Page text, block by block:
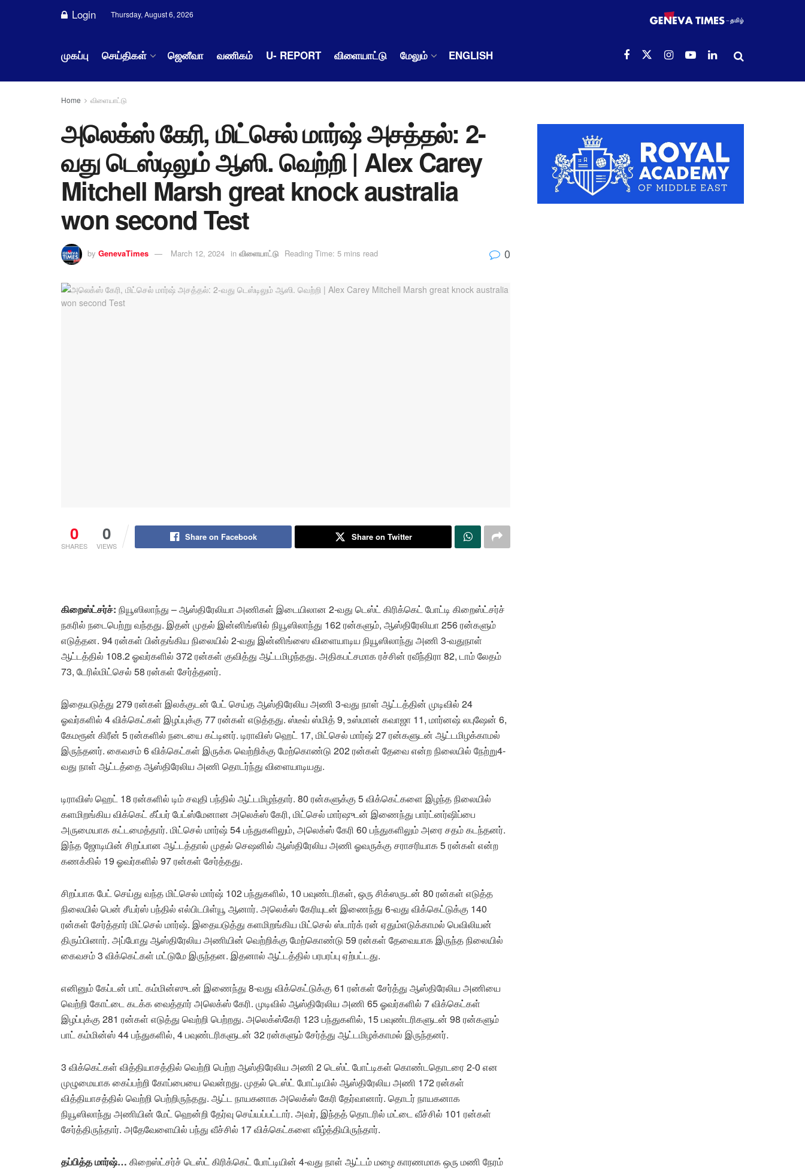
Login Thursday, August 6, 2026
முகப்பு செய்திகள் ஜெனீவா வணிகம் U- REPORT விளையாட்டு மேலும் ENGLISH
Home விளையாட்டு
அலெக்ஸ் கேரி, மிட்செல் மார்ஷ் அசத்தல்: 2-
வது டெஸ்டிலும் ஆஸி. வெற்றி | Alex Carey
Mitchell Marsh great knock australia
won second Test
by GenevaTimes March 12, 2024 in விளையாட்டு Reading Time: 5 mins read 0
0
SHARES
0
VIEWS
Share on Facebook Share on Twitter
கிறைஸ்ட்சர்ச்: நியூஸிலாந்து – ஆஸ்திரேலியா அணிகள் இடையிலான 2-வது டெஸ்ட் கிரிக்கெட் போட்டி கிறைஸ்ட்சர்ச்
நகரில் நடைபெற்று வந்தது. இதன் முதல் இன்னிங்ஸில் நியூஸிலாந்து 162 ரன்களும், ஆஸ்திரேலியா 256 ரன்களும்
எடுத்தன. 94 ரன்கள் பின்தங்கிய நிலையில் 2-வது இன்னிங்ஸை விளையாடிய நியூஸிலாந்து அணி 3-வதுநாள்
ஆட்டத்தில் 108.2 ஓவர்களில் 372 ரன்கள் குவித்து ஆட்டமிழந்தது. அதிகபட்சமாக ரச்சின் ரவீந்திரா 82, டாம் லேதம்
73, டேரில்மிட்செல் 58 ரன்கள் சேர்த்தனர்.
இதையடுத்து 279 ரன்கள் இலக்குடன் பேட் செய்த ஆஸ்திரேலிய அணி 3-வது நாள் ஆட்டத்தின் முடிவில் 24
ஓவர்களில் 4 விக்கெட்கள் இழப்புக்கு 77 ரன்கள் எடுத்தது. ஸ்டீவ் ஸ்மித் 9, உஸ்மான் கவாஜா 11, மார்னஷ் லபுஷேன் 6,
கேமரூன் கிரீன் 5 ரன்களில் நடையை கட்டினர். டிராவிஸ் ஹெட் 17, மிட்செல் மார்ஷ் 27 ரன்களுடன் ஆட்டமிழக்காமல்
இருந்தனர். கைவசம் 6 விக்கெட்கள் இருக்க வெற்றிக்கு மேற்கொண்டு 202 ரன்கள் தேவை என்ற நிலையில் நேற்று4-
வது நாள் ஆட்டத்தை ஆஸ்திரேலிய அணி தொடர்ந்து விளையாடியது.
டிராவிஸ் ஹெட் 18 ரன்களில் டிம் சவுதி பந்தில் ஆட்டமிழந்தார். 80 ரன்களுக்கு 5 விக்கெட்களை இழந்த நிலையில்
களமிறங்கிய விக்கெட் கீப்பர் பேட்ஸ்மேனான அலெக்ஸ் கேரி, மிட்செல் மார்ஷுடன் இணைந்து பார்ட்னர்ஷிப்பை
அருமையாக கட்டமைத்தார். மிட்செல் மார்ஷ் 54 பந்துகளிலும், அலெக்ஸ் கேரி 60 பந்துகளிலும் அரை சதம் கடந்தனர்.
இந்த ஜோடியின் சிறப்பான ஆட்டத்தால் முதல் செஷனில் ஆஸ்திரேலிய அணி ஓவருக்கு சராசரியாக 5 ரன்கள் என்ற
கணக்கில் 19 ஓவர்களில் 97 ரன்கள் சேர்த்தது.
சிறப்பாக பேட் செய்து வந்த மிட்செல் மார்ஷ் 102 பந்துகளில், 10 பவுண்டரிகள், ஒரு சிக்ஸருடன் 80 ரன்கள் எடுத்த
நிலையில் பென் சீயர்ஸ் பந்தில் எல்பிடபிள்யூ ஆனார். அலெக்ஸ் கேரியுடன் இணைந்து 6-வது விக்கெட்டுக்கு 140
ரன்கள் சேர்த்தார் மிட்செல் மார்ஷ். இதையடுத்து களமிறங்கிய மிட்செல் ஸ்டார்க் ரன் ஏதும்எடுக்காமல் பெவிலியன்
திரும்பினார். அப்போது ஆஸ்திரேலிய அணியின் வெற்றிக்கு மேற்கொண்டு 59 ரன்கள் தேவையாக இருந்த நிலையில்
கைவசம் 3 விக்கெட்கள் மட்டுமே இருந்தன. இதனால் ஆட்டத்தில் பரபரப்பு ஏற்பட்டது.
எனினும் கேப்டன் பாட் கம்மின்ஸுடன் இணைந்து 8-வது விக்கெட்டுக்கு 61 ரன்கள் சேர்த்து ஆஸ்திரேலிய அணியை
வெற்றி கோட்டை கடக்க வைத்தார் அலெக்ஸ் கேரி. முடிவில் ஆஸ்திரேலிய அணி 65 ஓவர்களில் 7 விக்கெட்கள்
இழப்புக்கு 281 ரன்கள் எடுத்து வெற்றி பெற்றது. அலெக்ஸ்கேரி 123 பந்துகளில், 15 பவுண்டரிகளுடன் 98 ரன்களும்
பாட் கம்மின்ஸ் 44 பந்துகளில், 4 பவுண்டரிகளுடன் 32 ரன்களும் சேர்த்து ஆட்டமிழக்காமல் இருந்தனர்.
3 விக்கெட்கள் வித்தியாசத்தில் வெற்றி பெற்ற ஆஸ்திரேலிய அணி 2 டெஸ்ட் போட்டிகள் கொண்டதொடரை 2-0 என
முழுமையாக கைப்பற்றி கோப்பையை வென்றது. முதல் டெஸ்ட் போட்டியில் ஆஸ்திரேலிய அணி 172 ரன்கள்
வித்தியாசத்தில் வெற்றி பெற்றிருந்தது. ஆட்ட நாயகனாக அலெக்ஸ் கேரி தேர்வானார். தொடர் நாயகனாக
நியூஸிலாந்து அணியின் மேட் ஹென்றி தேர்வு செய்யப்பட்டார். அவர், இந்தத் தொடரில் மட்டை வீச்சில் 101 ரன்கள்
சேர்த்திருந்தார். அதேவேளையில் பந்து வீச்சில் 17 விக்கெட்களை வீழ்த்தியிருந்தார்.
தப்பித்த மார்ஷ்… கிறைஸ்ட்சர்ச் டெஸ்ட் கிரிக்கெட் போட்டியின் 4-வது நாள் ஆட்டம் மழை காரணமாக ஒரு மணி நேரம்